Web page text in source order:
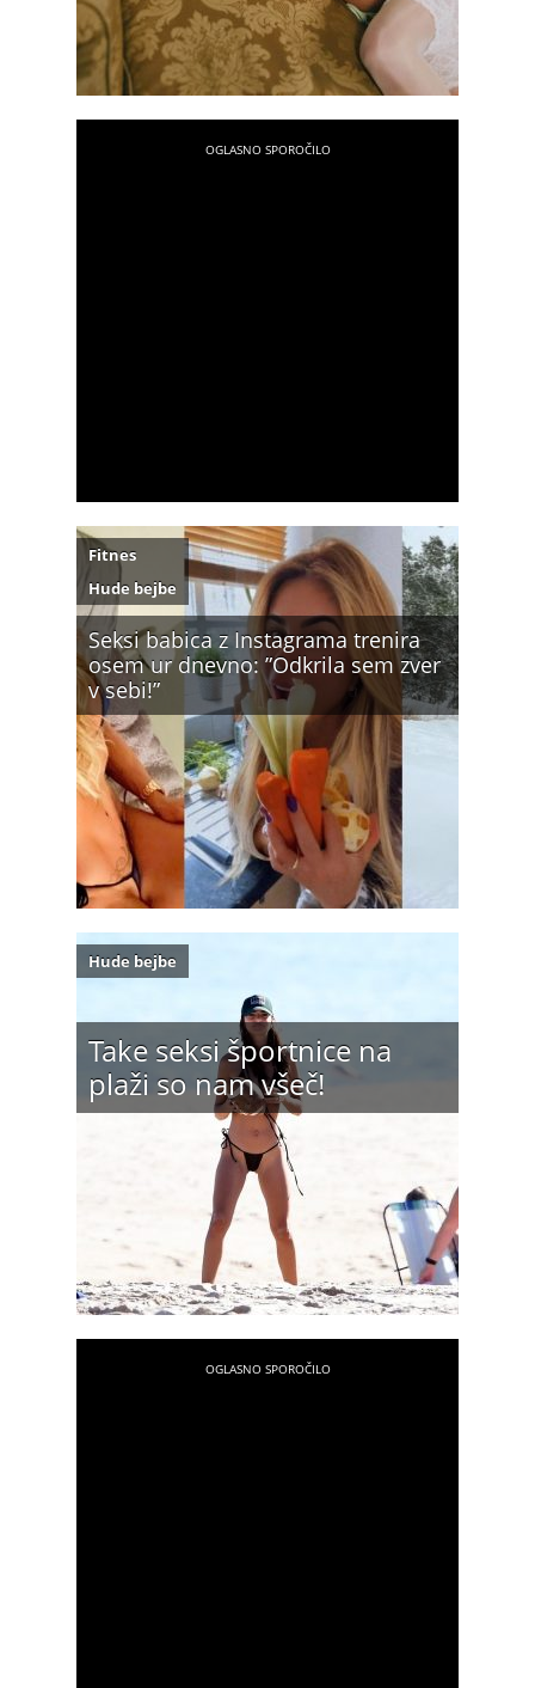
Seksi babica z Instagrama trenira
osem ur dnevno: ”Odkrila sem zver
v sebi!”
Fitnes
Hude bejbe
Take seksi športnice na
plaži so nam všeč!
Hude bejbe